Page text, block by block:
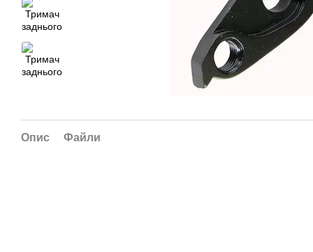
Опис Файли